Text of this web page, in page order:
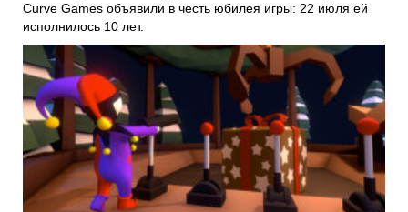
Curve Games объявили в честь юбилея игры: 22 июля ей
исполнилось 10 лет.